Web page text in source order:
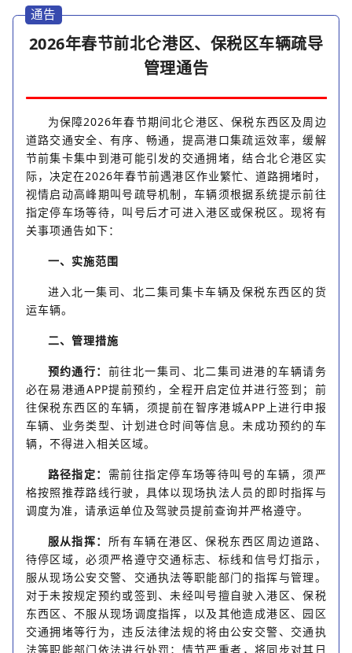
通告
2026年春节前北仑港区、保税区车辆疏导
管理通告
为保障2026年春节期间北仑港区、保税东西区及周边
道路交通安全、有序、畅通，提高港口集疏运效率，缓解
节前集卡集中到港可能引发的交通拥堵，结合北仑港区实
际，决定在2026年春节前遇港区作业繁忙、道路拥堵时，
视情启动高峰期叫号疏导机制，车辆须根据系统提示前往
指定停车场等待，叫号后才可进入港区或保税区。现将有
关事项通告如下：
一、实施范围
进入北一集司、北二集司集卡车辆及保税东西区的货
运车辆。
二、管理措施
预约通行： 前往北一集司、北二集司进港的车辆请务
必在易港通APP提前预约，全程开启定位并进行签到；前
往保税东西区的车辆，须提前在智序港城APP上进行申报
车辆、业务类型、计划进仓时间等信息。未成功预约的车
辆，不得进入相关区域。
路径指定： 需前往指定停车场等待叫号的车辆，须严
格按照推荐路线行驶，具体以现场执法人员的即时指挥与
调度为准，请承运单位及驾驶员提前查询并严格遵守。
服从指挥： 所有车辆在港区、保税东西区周边道路、
待停区域，必须严格遵守交通标志、标线和信号灯指示，
服从现场公安交警、交通执法等职能部门的指挥与管理。
对于未按规定预约或签到、未经叫号擅自驶入港区、保税
东西区、不服从现场调度指挥，以及其他造成港区、园区
交通拥堵等行为，违反法律法规的将由公安交警、交通执
法等职能部门依法进行处罚；情节严重者，将同步对其日